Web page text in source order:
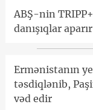
ABŞ-nin
danışıqlar
Ermənistanın
təsdiqlənib,
vəd edir